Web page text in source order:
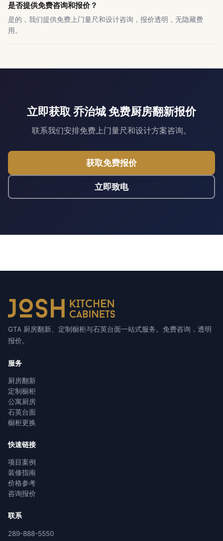
是否提供免费咨询和报价？
是的，我们提供免费上门量尺和设计咨询，报价透明，无隐藏费
用。
立即获取 乔治城 免费厨房翻新报价
联系我们安排免费上门量尺和设计方案咨询。
获取免费报价
立即致电
GTA 厨房翻新、定制橱柜与石英台面一站式服务。免费咨询，透明
报价。
服务
厨房翻新
定制橱柜
公寓厨房
石英台面
橱柜更换
快速链接
项目案例
装修指南
价格参考
咨询报价
联系
289-888-5550